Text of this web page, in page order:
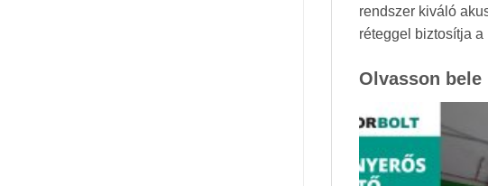
rendszer kiváló
réteggel biztosítja
Olvasson